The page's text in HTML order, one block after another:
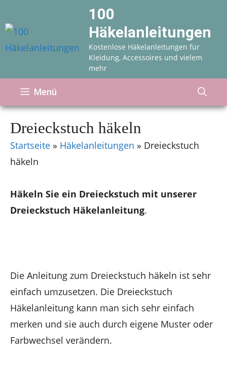
Inhalt
100
Häkelanleitungen
Kostenlose Häkelanleitungen für
Kleidung, Accessoires und vielem
mehr
Menü
Dreieckstuch häkeln
Startseite » Häkelanleitungen » Dreieckstuch
häkeln
Häkeln Sie ein Dreieckstuch mit unserer
Dreieckstuch Häkelanleitung.
Die Anleitung zum Dreieckstuch häkeln ist sehr
einfach umzusetzen. Die Dreieckstuch
Häkelanleitung kann man sich sehr einfach
merken und sie auch durch eigene Muster oder
Farbwechsel verändern.